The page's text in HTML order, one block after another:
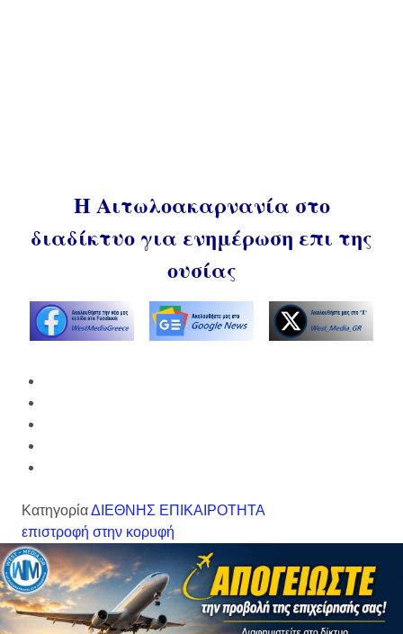
Η Αιτωλοακαρνανία στο
διαδίκτυο για ενημέρωση επι της
ουσίας
ΚατηγορίαΔΙΕΘΝΗΣ ΕΠΙΚΑΙΡΟΤΗΤΑ
επιστροφή στην κορυφή